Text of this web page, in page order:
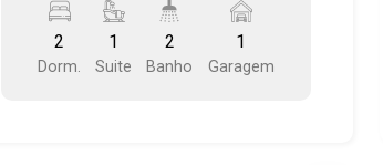
com armários - Área de serviço com
armários - Sacada Notas: 1.Aceita
somente Fiador ou Seguro Fiança Lazer
2
Dorm.
1
Suite
2
Banho
1
Garagem